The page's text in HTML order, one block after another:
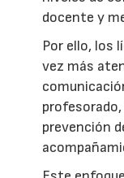
docente y
Por ello, los
vez más
prevención